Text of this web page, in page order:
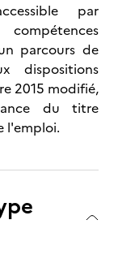
par
parcours de
dispositions
2015 modifié,
du titre
l'emploi.